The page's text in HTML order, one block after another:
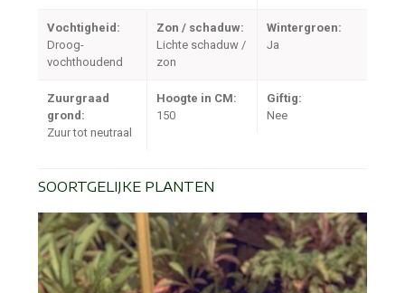
Vochtigheid:
Droog-
vochthoudend
Zon / schaduw:
Lichte schaduw /
zon
Wintergroen:
Ja
Zuurgraad
grond:
Zuur tot neutraal
Hoogte in CM:
150
Giftig:
Nee
SOORTGELIJKE PLANTEN